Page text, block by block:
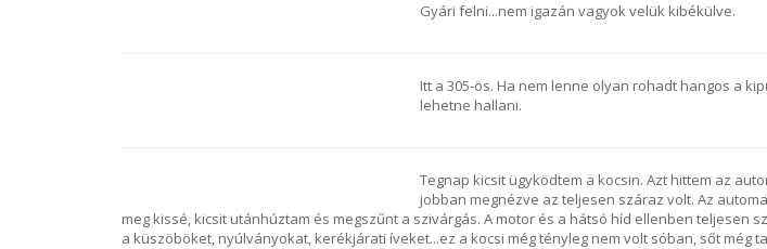
Gyári felni...nem igazán vagyok velük kibékülve.
Itt a 305-ös. Ha nem lenne olyan rohadt hangos a
lehetne hallani.
Tegnap kicsit ügyködtem a kocsin. Azt hittem az
jobban megnézve az teljesen száraz volt. Az
meg kissé, kicsit utánhúztam és megszűnt a szivárgás. A motor és a hátsó híd ellenben teljesen
a küszöböket, nyúlványokat, kerékjárati íveket...ez a kocsi még tényleg nem volt sóban, sőt még